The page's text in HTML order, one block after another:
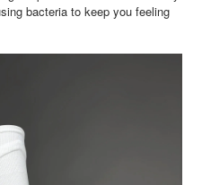
bacteria to keep you feeling